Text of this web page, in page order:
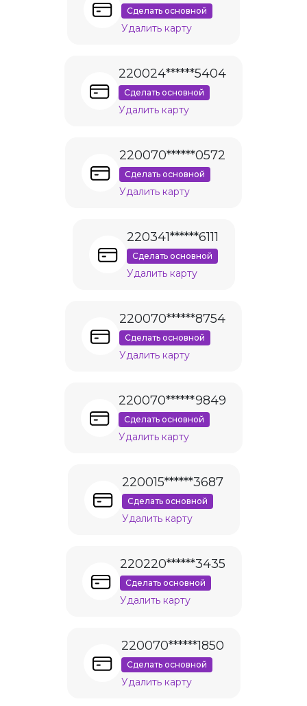
Сделать основной
Удалить карту
220024******5404
Сделать основной
Удалить карту
220070******0572
Сделать основной
Удалить карту
220341******6111
Сделать основной
Удалить карту
220070******8754
Сделать основной
Удалить карту
220070******9849
Сделать основной
Удалить карту
220015******3687
Сделать основной
Удалить карту
220220******3435
Сделать основной
Удалить карту
220070******1850
Сделать основной
Удалить карту